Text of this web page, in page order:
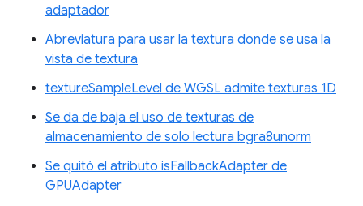
adaptador
Abreviatura para usar la textura donde se usa la
vista de textura
textureSampleLevel de WGSL admite texturas 1D
Se da de baja el uso de texturas de
almacenamiento de solo lectura bgra8unorm
Se quitó el atributo isFallbackAdapter de
GPUAdapter